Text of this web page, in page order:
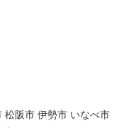
松阪市 伊勢市 いなべ市